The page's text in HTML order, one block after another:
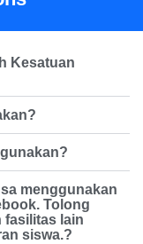
Kesatuan
menggunakan
Tolong
fasilitas lain
siswa.?